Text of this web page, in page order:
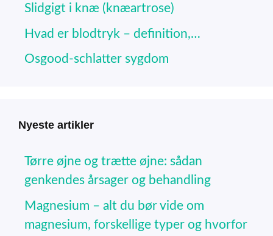
Slidgigt i knæ (knæartrose)
Hvad er blodtryk – definition,…
Osgood-schlatter sygdom
Nyeste artikler
Tørre øjne og trætte øjne: sådan
genkendes årsager og behandling
Magnesium – alt du bør vide om
magnesium, forskellige typer og hvorfor